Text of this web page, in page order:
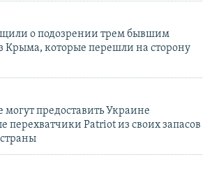
о подозрении трем бывшим
Крыма, которые перешли на сторону
предоставить Украине
перехватчики Patriot из своих запасов